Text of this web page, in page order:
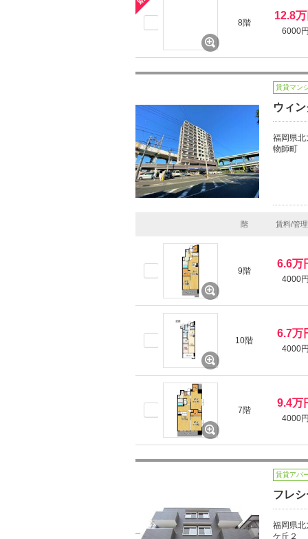
8階
12.8
6000
賃貸マン
ウィ
福岡県北
物師町
階 賃料/管
9階
6.6万
4000
10階
6.7万
4000
7階
9.4万
4000
賃貸アパ
フレ
福岡県北
ケ丘２